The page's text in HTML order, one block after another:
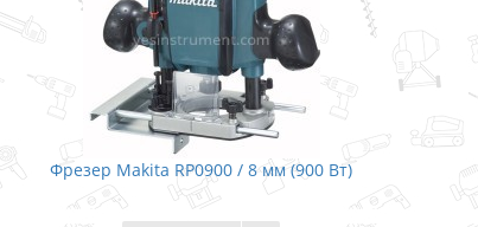
Фрезер Makita RP0900 / 8 мм (900 Вт)